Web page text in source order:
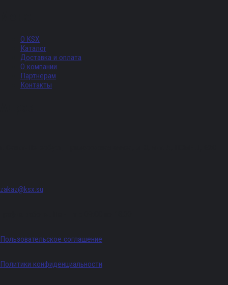
О KSX
Каталог
Доставка и оплата
О компании
Партнерам
Контакты
zakaz@ksx.su
Пользовательское соглашение
Политики конфиденциальности